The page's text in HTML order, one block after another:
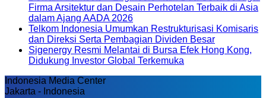
Firma Arsitektur dan Desain Perhotelan Terbaik di Asia
dalam Ajang AADA 2026
Telkom Indonesia Umumkan Restrukturisasi Komisaris
dan Direksi Serta Pembagian Dividen Besar
Sigenergy Resmi Melantai di Bursa Efek Hong Kong,
Didukung Investor Global Terkemuka
Indonesia Media Center
Jakarta - Indonesia